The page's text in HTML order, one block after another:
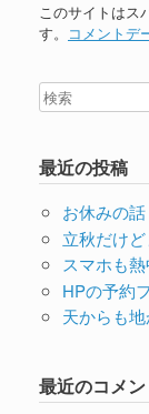
このサイトはス
す。 コメントデ
最近の投稿
お休みの話
立秋だけ
スマホも
HPの予約
天からも
最近のコメン